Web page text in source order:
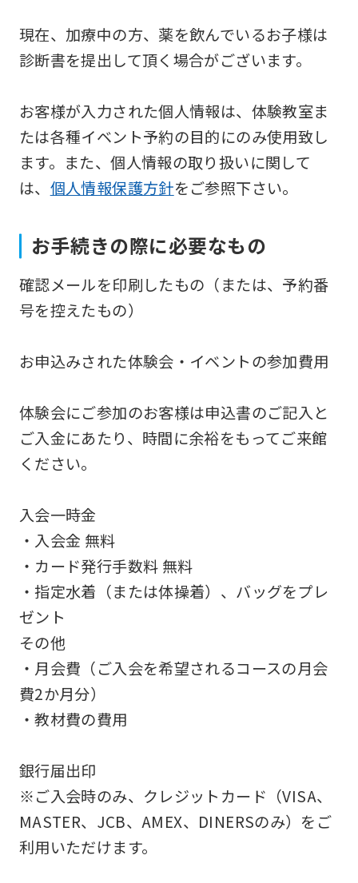
現在、加療中の方、薬を飲んでいるお子様は
診断書を提出して頂く場合がございます。
お客様が入力された個人情報は、体験教室ま
たは各種イベント予約の目的にのみ使用致し
ます。また、個人情報の取り扱いに関して
は、 個人情報保護方針をご参照下さい。
お手続きの際に必要なもの
確認メールを印刷したもの（または、予約番
号を控えたもの）
お申込みされた体験会・イベントの参加費用
体験会にご参加のお客様は申込書のご記入と
ご入金にあたり、時間に余裕をもってご来館
ください。
入会一時金
・入会金 無料
・カード発行手数料 無料
・指定水着（または体操着）、バッグをプレ
ゼント
その他
・月会費（ご入会を希望されるコースの月会
費2か月分）
・教材費の費用
銀行届出印
※ご入会時のみ、クレジットカード（VISA、
MASTER、JCB、AMEX、DINERSのみ）をご
利用いただけます。
the
Japanese
of
this
website
will
translated
so
not
an
accurate
differ
from
content.
fully
understand